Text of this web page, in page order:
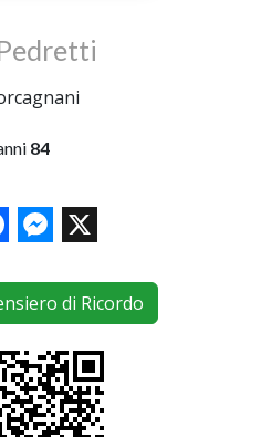
84
Messenger
X
di Ricordo